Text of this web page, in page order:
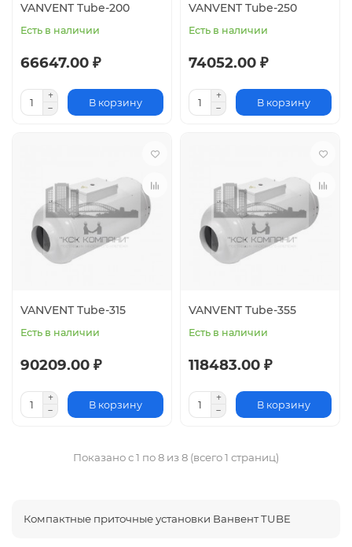
VANVENT Tube-200
Есть в наличии
66647.00 ₽
В корзину
VANVENT Tube-250
Есть в наличии
74052.00 ₽
В корзину
VANVENT Tube-315
Есть в наличии
90209.00 ₽
В корзину
VANVENT Tube-355
Есть в наличии
118483.00 ₽
В корзину
Показано с 1 по 8 из 8 (всего 1 страниц)
Компактные приточные установки Ванвент TUBE